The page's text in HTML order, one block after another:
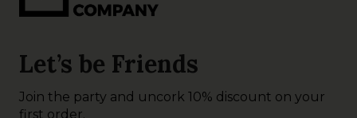
Let’s be Friends
Join the party and uncork 10% discount on your
first order.